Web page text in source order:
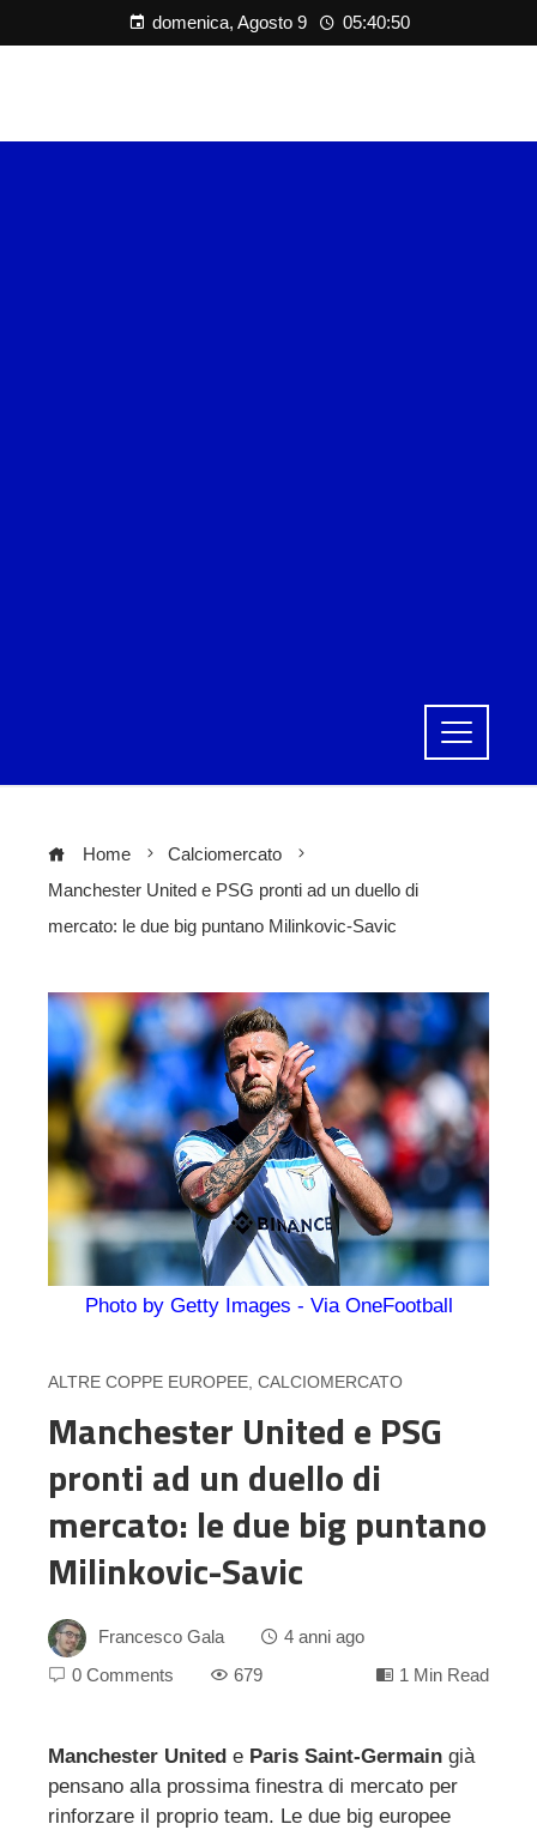
domenica, Agosto 9 05:40:50
Home
Calciomercato
Manchester United e PSG pronti ad un duello di
mercato: le due big puntano Milinkovic-Savic
Photo by Getty Images - Via OneFootball
ALTRE COPPE EUROPEE, CALCIOMERCATO
Manchester United e PSG
pronti ad un duello di
mercato: le due big puntano
Milinkovic-Savic
Francesco Gala
4 anni ago
0 Comments
679 1 Min Read
Manchester United e Paris Saint-Germain già
pensano alla prossima finestra di mercato per
rinforzare il proprio team. Le due big europee